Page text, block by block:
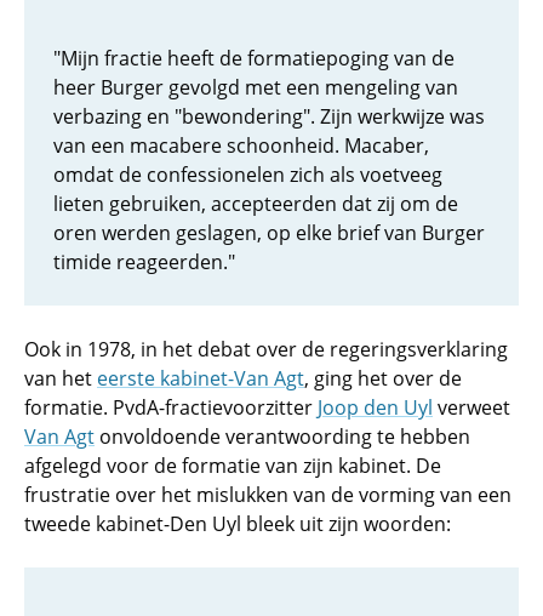
"Mijn fractie heeft de formatiepoging van de
heer Burger gevolgd met een mengeling van
verbazing en "bewondering". Zijn werkwijze was
van een macabere schoonheid. Macaber,
omdat de confessionelen zich als voetveeg
lieten gebruiken, accepteerden dat zij om de
oren werden geslagen, op elke brief van Burger
timide reageerden."
Ook in 1978, in het debat over de regeringsverklaring
van het eerste kabinet-Van Agt, ging het over de
formatie. PvdA-fractievoorzitter Joop den Uyl verweet
Van Agt onvoldoende verantwoording te hebben
afgelegd voor de formatie van zijn kabinet. De
frustratie over het mislukken van de vorming van een
tweede kabinet-Den Uyl bleek uit zijn woorden: